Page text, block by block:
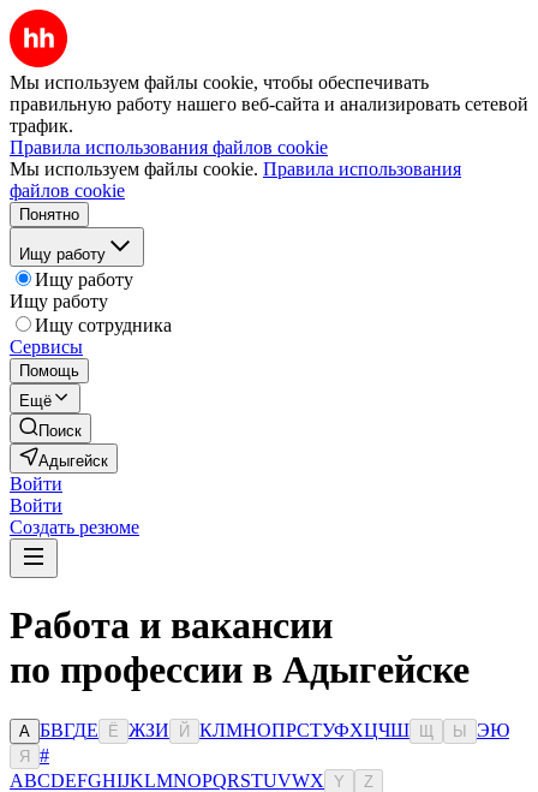
Мы используем файлы cookie, чтобы обеспечивать
правильную работу нашего веб-сайта и анализировать сетевой
трафик.
Правила использования файлов cookie
Мы используем файлы cookie. Правила использования
файлов cookie
Понятно
Ищу работу
Ищу работу
Ищу работу
Ищу сотрудника
Сервисы
Помощь
Ещё
Поиск
Адыгейск
Войти
Войти
Создать резюме
Работа и вакансии
по профессии в Адыгейске
А БВГДЕ Ё ЖЗИ Й КЛМНОПРСТУФХЦЧШ Ы ЭЮ
Я
#
ABCDEFGHIJKLMNOPQRSTUVWX Y Z